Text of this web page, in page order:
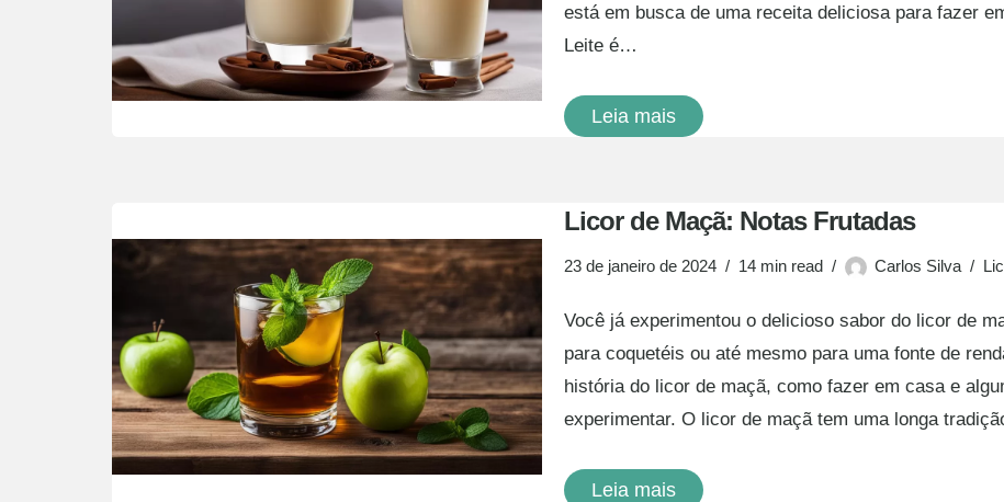
está em busca de uma receita deliciosa para fazer
Leite é…
Leia mais
Licor de Maçã: Notas Frutadas
23 de janeiro de 2024 14 min read Carlos Silva
Você já experimentou o delicioso sabor do licor de
para coquetéis ou até mesmo para uma fonte de
história do licor de maçã, como fazer em casa e
experimentar. O licor de maçã tem uma longa
Leia mais